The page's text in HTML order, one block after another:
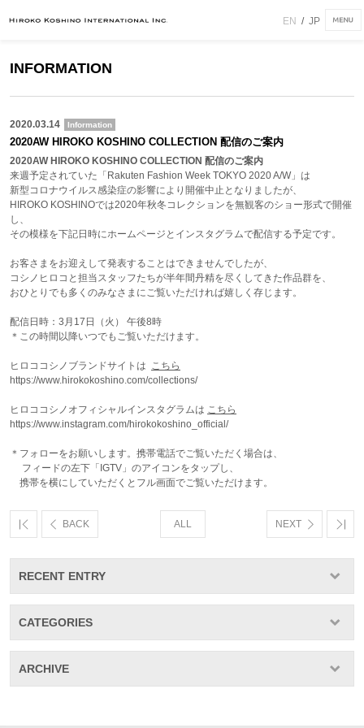
EN / JP
INFORMATION
2020.03.14 Information
2020AW HIROKO KOSHINO COLLECTION 配信のご案内
2020AW HIROKO KOSHINO COLLECTION 配信のご案内
来週予定されていた「Rakuten Fashion Week TOKYO 2020 A/W」は
新型コロナウイルス感染症の影響により開催中止となりましたが、
HIROKO KOSHINOでは2020年秋冬コレクションを無観客のショー形式で開催
し、
その模様を下記日時にホームページとインスタグラムで配信する予定です。
お客さまをお迎えして発表することはできませんでしたが、
コシノヒロコと担当スタッフたちが半年間丹精を尽くしてきた作品群を、
おひとりでも多くのみなさまにご覧いただければ嬉しく存じます。
配信日時：3月17日（火） 午後8時
＊この時間以降いつでもご覧いただけます。
ヒロココシノブランドサイトは こちら
https://www.hirokokoshino.com/collections/
ヒロココシノオフィシャルインスタグラムは こちら
https://www.instagram.com/hirokokoshino_official/
＊フォローをお願いします。携帯電話でご覧いただく場合は、
フィードの左下「IGTV」のアイコンをタップし、
携帯を横にしていただくとフル画面でご覧いただけます。
BACK NEXT
ALL